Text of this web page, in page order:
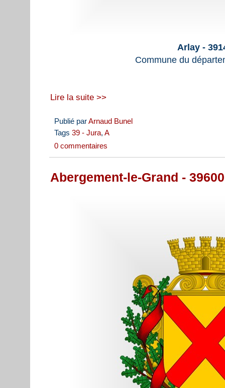
Arlay -
Commune du
Lire la suite >>
Publié parArnaud Bunel
Tags 39 - Jura, A
0 commentaires
Abergement-le-Grand - 39600